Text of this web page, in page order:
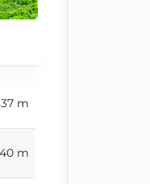
m
m